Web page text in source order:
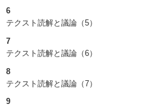
6
テクスト読解と議論（5）
7
テクスト読解と議論（6）
8
テクスト読解と議論（7）
9